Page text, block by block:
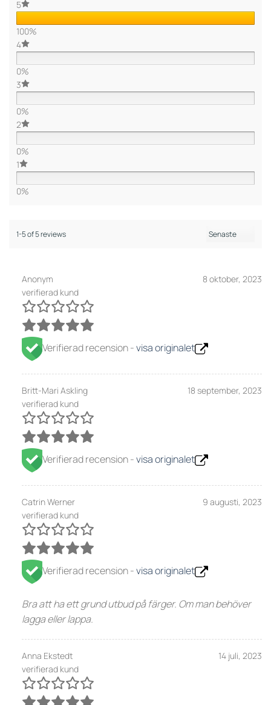
5
100%
4
0%
3
0%
2
0%
1
0%
1-5 of 5 reviews
Anonym
verifierad kund
8 oktober, 2023
Verifierad recension -visa originalet
Britt-Mari Askling
verifierad kund
18 september, 2023
Verifierad recension -visa originalet
Catrin Werner
verifierad kund
9 augusti, 2023
Verifierad recension -visa originalet
Bra att ha ett grund utbud på färger. Om man behöver
lagga eller lappa.
Anna Ekstedt
verifierad kund
14 juli, 2023